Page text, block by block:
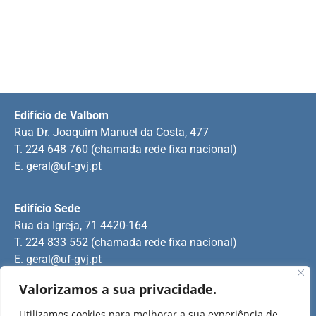
Valorizamos a sua privacidade.
Edifício Sede
Rua da Igreja, 71 4420-164
T. 224 833 552 (chamada rede fixa nacional)
E. geral@uf-gvj.pt
Edifício de Valbom
Rua Dr. Joaquim Manuel da Costa, 477
T. 224 648 760 (chamada rede fixa nacional)
E. geral@uf-gvj.pt